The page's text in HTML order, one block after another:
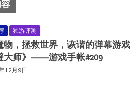
独游评测
物，拯救世界，诙谐的弹幕游戏
大师》——游戏手帐#209
12月9日